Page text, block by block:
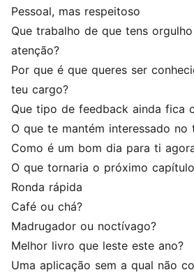
Pessoal, mas respeitoso
Que trabalho de que tens
atenção?
Por que é que queres ser
teu cargo?
Que tipo de feedback ainda fica
O que te mantém interessado no
Como é um bom dia para ti
O que tornaria o próximo
Ronda rápida
Café ou chá?
Madrugador ou noctívago?
Melhor livro que leste este ano?
Uma aplicação sem a qual não